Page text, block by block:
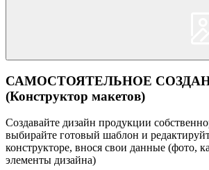
САМОСТОЯТЕЛЬНОЕ
(Конструктор макетов)
Создавайте дизайн продукции
выбирайте готовый шаблон и
конструкторе, внося свои данные (фото,
элементы дизайна)